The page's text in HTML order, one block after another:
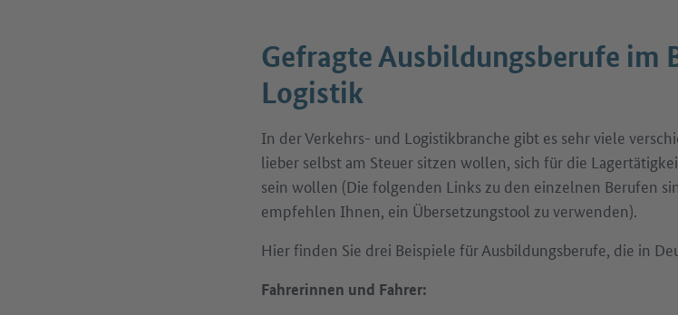
Gefragte Ausbildungsberufe im
Logistik
In der Verkehrs- und Logistikbranche gibt es sehr viele
lieber selbst am Steuer sitzen wollen, sich für die
sein wollen (Die folgenden Links zu den einzelnen Berufen
empfehlen Ihnen, ein Übersetzungstool zu verwenden).
Hier finden Sie drei Beispiele für Ausbildungsberufe, die in
Fahrerinnen und Fahrer: